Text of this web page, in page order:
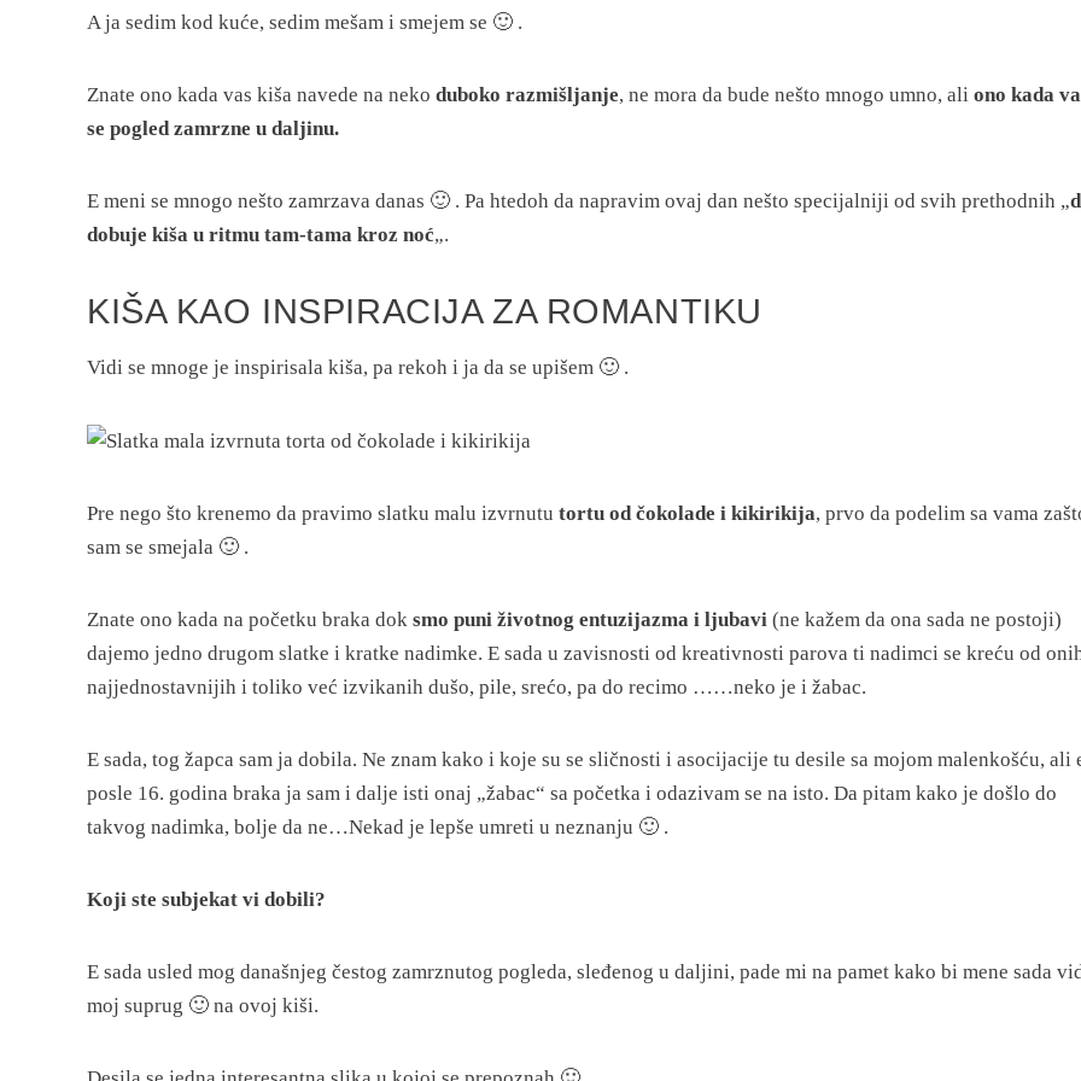
A ja sedim kod kuće, sedim mešam i smejem se 🙂 .
Znate ono kada vas kiša navede na neko duboko razmišljanje, ne mora da bude nešto mnogo umno, ali ono kada
se pogled zamrzne u daljinu.
E meni se mnogo nešto zamrzava danas 🙂 . Pa htedoh da napravim ovaj dan nešto specijalniji od svih prethodnih „
dobuje kiša u ritmu tam-tama kroz noć„.
KIŠA KAO INSPIRACIJA ZA ROMANTIKU
Vidi se mnoge je inspirisala kiša, pa rekoh i ja da se upišem 🙂 .
Pre nego što krenemo da pravimo slatku malu izvrnutu tortu od čokolade i kikirikija, prvo da podelim sa vama
sam se smejala 🙂 .
Znate ono kada na početku braka dok smo puni životnog entuzijazma i ljubavi (ne kažem da ona sada ne postoji)
dajemo jedno drugom slatke i kratke nadimke. E sada u zavisnosti od kreativnosti parova ti nadimci se kreću od
najjednostavnijih i toliko već izvikanih dušo, pile, srećo, pa do recimo ……neko je i žabac.
E sada, tog žapca sam ja dobila. Ne znam kako i koje su se sličnosti i asocijacije tu desile sa mojom malenkošću, ali
posle 16. godina braka ja sam i dalje isti onaj „žabac“ sa početka i odazivam se na isto. Da pitam kako je došlo do
takvog nadimka, bolje da ne…Nekad je lepše umreti u neznanju 🙂 .
Koji ste subjekat vi dobili?
E sada usled mog današnjeg čestog zamrznutog pogleda, sleđenog u daljini, pade mi na pamet kako bi mene sada
moj suprug 🙂 na ovoj kiši.